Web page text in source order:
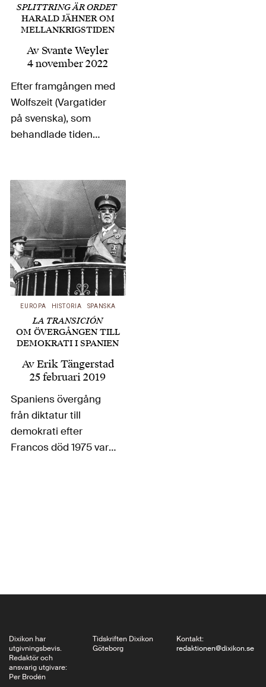
SPLITTRING ÄR ORDET
HARALD JÄHNER OM
MELLANKRIGSTIDEN
Av Svante Weyler
4 november 2022
Efter framgången med
Wolfszeit (Vargatider
på svenska), som
behandlade tiden
Harald Jähner nyligen
kommit ut
med Höhenrausch,
om åren mellan de
båda världskrigen.
Svante Weyler har läst
en fascinerande
genomgång som
skildrar perioden
bättre och mer
levande…
EUROPA HISTORIA SPANSKA
LA TRANSICIÓN
OM ÖVERGÅNGEN TILL
DEMOKRATI I SPANIEN
AvErik Tängerstad
25 februari 2019
Spaniens övergång
från diktatur till
demokrati efter
Francos död 1975 var
som vanligtvis
Dixikon har
utgivningsbevis.
Redaktör och
ansvarig utgivare:
Per Brodén
Tidskriften Dixikon
Göteborg
Kontakt:
redaktionen@dixikon.se